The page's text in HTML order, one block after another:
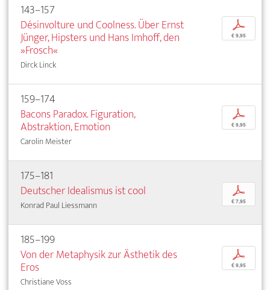
143–157
Désinvolture und Coolness. Über Ernst
Jünger, Hipsters und Hans Imhoff, den
»Frosch«
Dirck Linck
p
€ 9,95
159–174
Bacons Paradox. Figuration,
Abstraktion, Emotion
Carolin Meister
p
€ 9,95
175–181
Deutscher Idealismus ist cool
Konrad Paul Liessmann
p
€ 7,95
185–199
Von der Metaphysik zur Ästhetik des
Eros
Christiane Voss
p
€ 9,95